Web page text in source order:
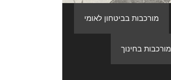
מורכבות בביטחון לאומי
מורכבות בחינוך